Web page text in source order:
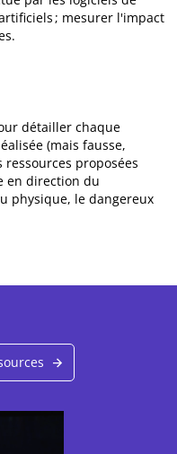
; mesurer l'impact
détailler chaque
(mais fausse,
proposées
en direction du
physique, le dangereux